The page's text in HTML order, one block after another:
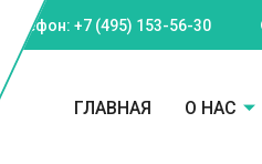
Телефон: +7 (495) 153-56-30
ГЛАВНАЯ О НАС